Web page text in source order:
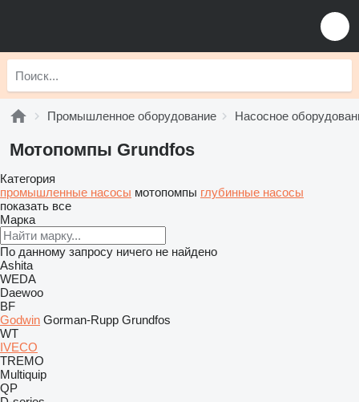
Промышленное оборудование Насосное
Мотопомпы Grundfos
Категория
промышленные насосы мотопомпы глубинные насосы
показать все
Марка
По данному запросу ничего не найдено
Ashita
WEDA
Daewoo
BF
Godwin Gorman-Rupp Grundfos
WT
IVECO
TREMO
Multiquip
QP